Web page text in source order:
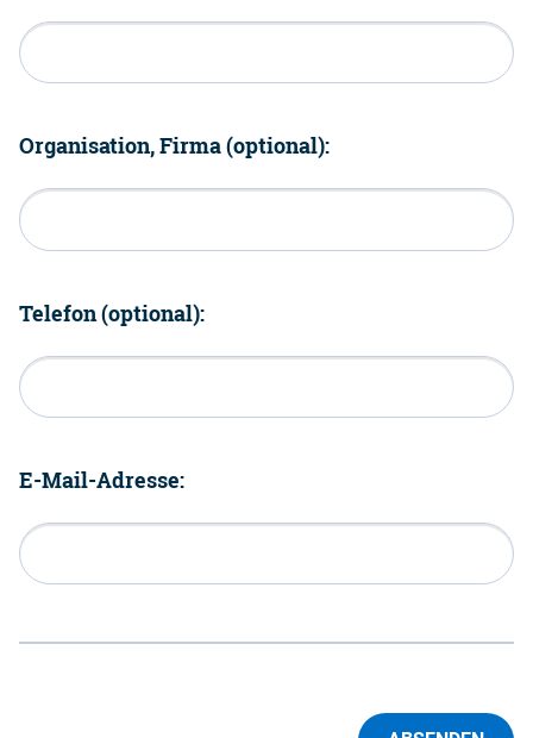
Organisation, Firma (optional):
Telefon (optional):
E-Mail-Adresse: